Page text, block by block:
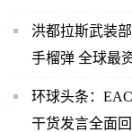
洪都拉斯武装
手榴弹 全球最
环球头条：
干货发言全面回